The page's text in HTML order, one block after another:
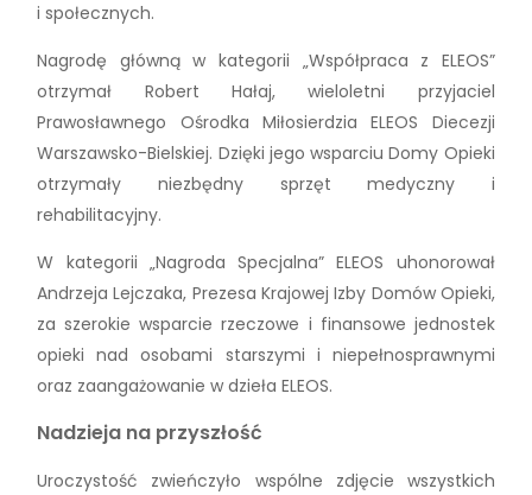
i społecznych.
Nagrodę główną w kategorii „Współpraca z ELEOS”
otrzymał Robert Hałaj, wieloletni przyjaciel
Prawosławnego Ośrodka Miłosierdzia ELEOS Diecezji
Warszawsko-Bielskiej. Dzięki jego wsparciu Domy Opieki
otrzymały niezbędny sprzęt medyczny i
rehabilitacyjny.
W kategorii „Nagroda Specjalna” ELEOS uhonorował
Andrzeja Lejczaka, Prezesa Krajowej Izby Domów Opieki,
za szerokie wsparcie rzeczowe i finansowe jednostek
opieki nad osobami starszymi i niepełnosprawnymi
oraz zaangażowanie w dzieła ELEOS.
Nadzieja na przyszłość
Uroczystość zwieńczyło wspólne zdjęcie wszystkich